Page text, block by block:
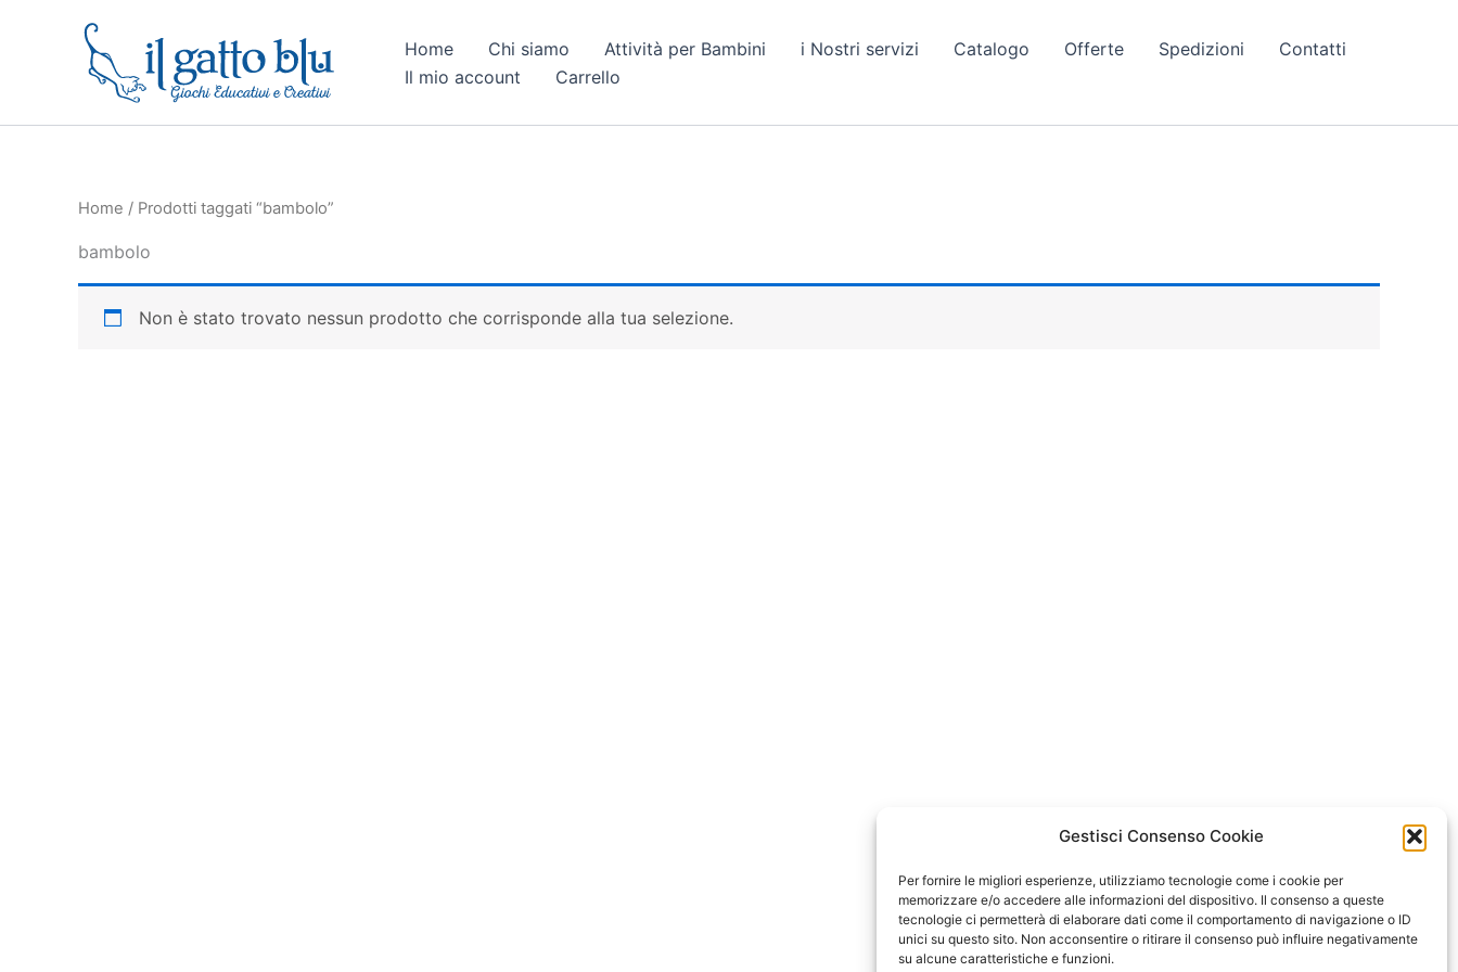
Gestisci Consenso Cookie
Per fornire le migliori esperienze, utilizziamo tecnologie come i cookie per
memorizzare e/o accedere alle informazioni del dispositivo. Il consenso a queste
tecnologie ci permetterà di elaborare dati come il comportamento di navigazione o ID
unici su questo sito. Non acconsentire o ritirare il consenso può influire negativamente
su alcune caratteristiche e funzioni.
Home Chi siamo Attività per Bambini i Nostri servizi Catalogo Offerte Spedizioni
Contatti
Il mio account
Carrello
Home / Prodotti taggati “bambolo”
bambolo
Non è stato trovato nessun prodotto che corrisponde alla tua selezione.